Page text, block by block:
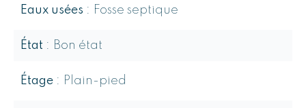
Eaux usées Fosse septique
État Bon état
Étage Plain-pied